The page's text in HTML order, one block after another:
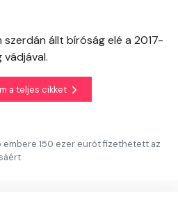
állt bíróság elé a 2017-
a teljes cikket
embere 150 ezer eurót fizethetett az